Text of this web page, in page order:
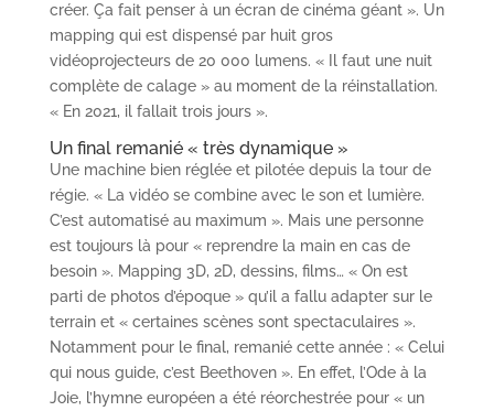
créer. Ça fait penser à un écran de cinéma géant ». Un
mapping qui est dispensé par huit gros
vidéoprojecteurs de 20 000 lumens. « Il faut une nuit
complète de calage » au moment de la réinstallation.
« En 2021, il fallait trois jours ».
Un final remanié « très dynamique »
Une machine bien réglée et pilotée depuis la tour de
régie. « La vidéo se combine avec le son et lumière.
C’est automatisé au maximum ». Mais une personne
est toujours là pour « reprendre la main en cas de
besoin ». Mapping 3D, 2D, dessins, films… « On est
parti de photos d’époque » qu’il a fallu adapter sur le
terrain et « certaines scènes sont spectaculaires ».
Notamment pour le final, remanié cette année : « Celui
qui nous guide, c’est Beethoven ». En effet, l’Ode à la
Joie, l’hymne européen a été réorchestrée pour « un